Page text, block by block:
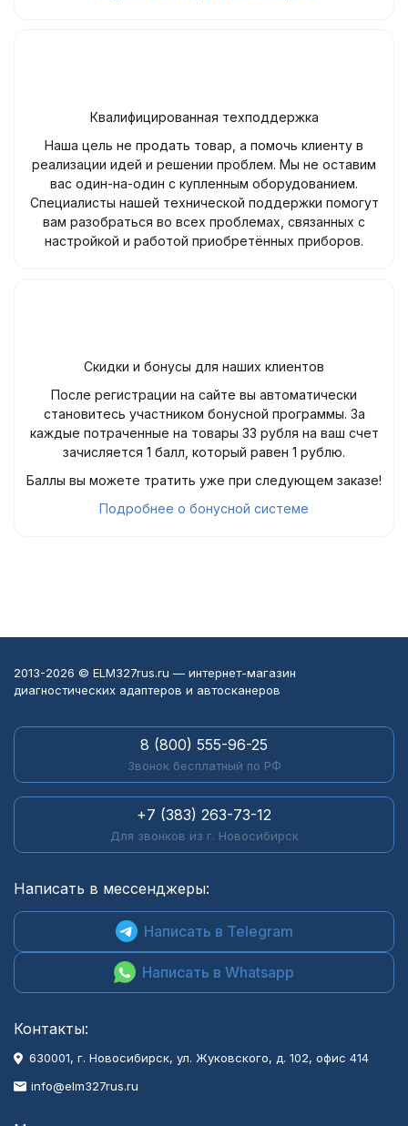
Квалифицированная техподдержка
Наша цель не продать товар, а помочь клиенту в
реализации идей и решении проблем. Мы не оставим
вас один-на-один с купленным оборудованием.
Специалисты нашей технической поддержки помогут
вам разобраться во всех проблемах, связанных с
настройкой и работой приобретённых приборов.
Скидки и бонусы для наших клиентов
После регистрации на сайте вы автоматически
становитесь участником бонусной программы. За
каждые потраченные на товары 33 рубля на ваш счет
зачисляется 1 балл, который равен 1 рублю.
Баллы вы можете тратить уже при следующем заказе!
Подробнее о бонусной системе
2013-2026 © ELM327rus.ru — интернет-магазин
диагностических адаптеров и автосканеров
8 (800) 555-96-25
Звонок бесплатный по РФ
+7 (383) 263-73-12
Для звонков из г. Новосибирск
Написать в мессенджеры:
Написать в Telegram
Написать в Whatsapp
Контакты:
630001, г. Новосибирск, ул. Жуковского, д. 102, офис 414
info@elm327rus.ru